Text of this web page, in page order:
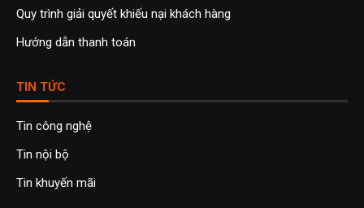
Quy trình giải quyết khiếu nại khách hàng
Hướng dẫn thanh toán
TIN TỨC
Tin công nghệ
Tin nội bộ
Tin khuyến mãi